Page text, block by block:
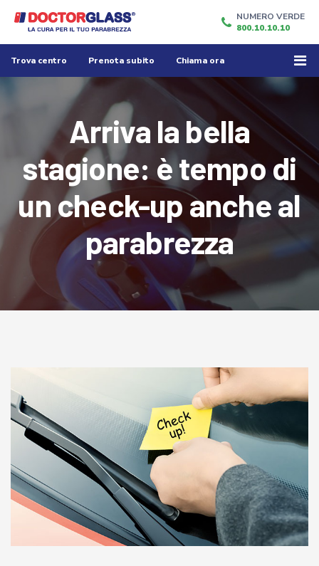
NUMERO VERDE
800.10.10.10
Trova centro Prenota subito Chiama ora
Arriva la bella
stagione: è tempo di
un check-up anche al
parabrezza